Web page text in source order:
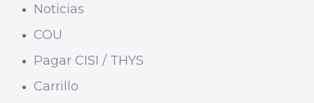
Noticias
COU
Pagar CISI / THYS
Carrillo